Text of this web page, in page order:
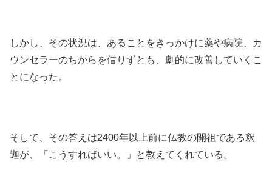
しかし、その状況は、あることをきっかけに薬や病院、カ
ウンセラーのちからを借りずとも、劇的に改善していくこ
とになった。
そして、その答えは2400年以上前に仏教の開祖である釈
迦が、「こうすればいい。」と教えてくれている。